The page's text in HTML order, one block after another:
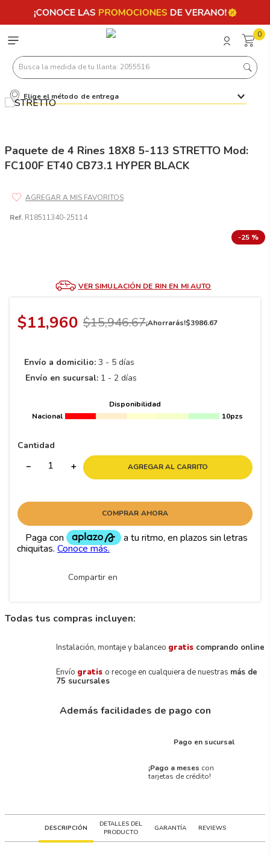
0
Busca la medida de tu llanta: 2055516
Elige el método de entrega
Paquete de 4 Rines 18X8 5-113 STRETTO Mod:
FC100F ET40 CB73.1 HYPER BLACK
Ref. R18511340-25114
-25 %
VER SIMULACIÓN DE RIN EN MI AUTO
$11,960 $15,946.67¡Ahorrarás!$3986.67
Envío a domicilio: 3 - 5 días
Envío en sucursal: 1 - 2 días
Disponibilidad
Nacional
10pzs
Cantidad
＋
－ AGREGAR AL CARRITO
COMPRAR AHORA
Compartir en
Todas tus compras incluyen:
Instalación, montaje y balanceo gratis comprando online
Envío gratis o recoge en cualquiera de nuestras más de
75 sucursales
Además facilidades de pago con
Pago en sucursal
¡Pago a meses con
tarjetas de crédito!
DESCRIPCIÓN
DETALLES DEL
PRODUCTO
GARANTÍA REVIEWS
Términos más buscados
3.225
9.195